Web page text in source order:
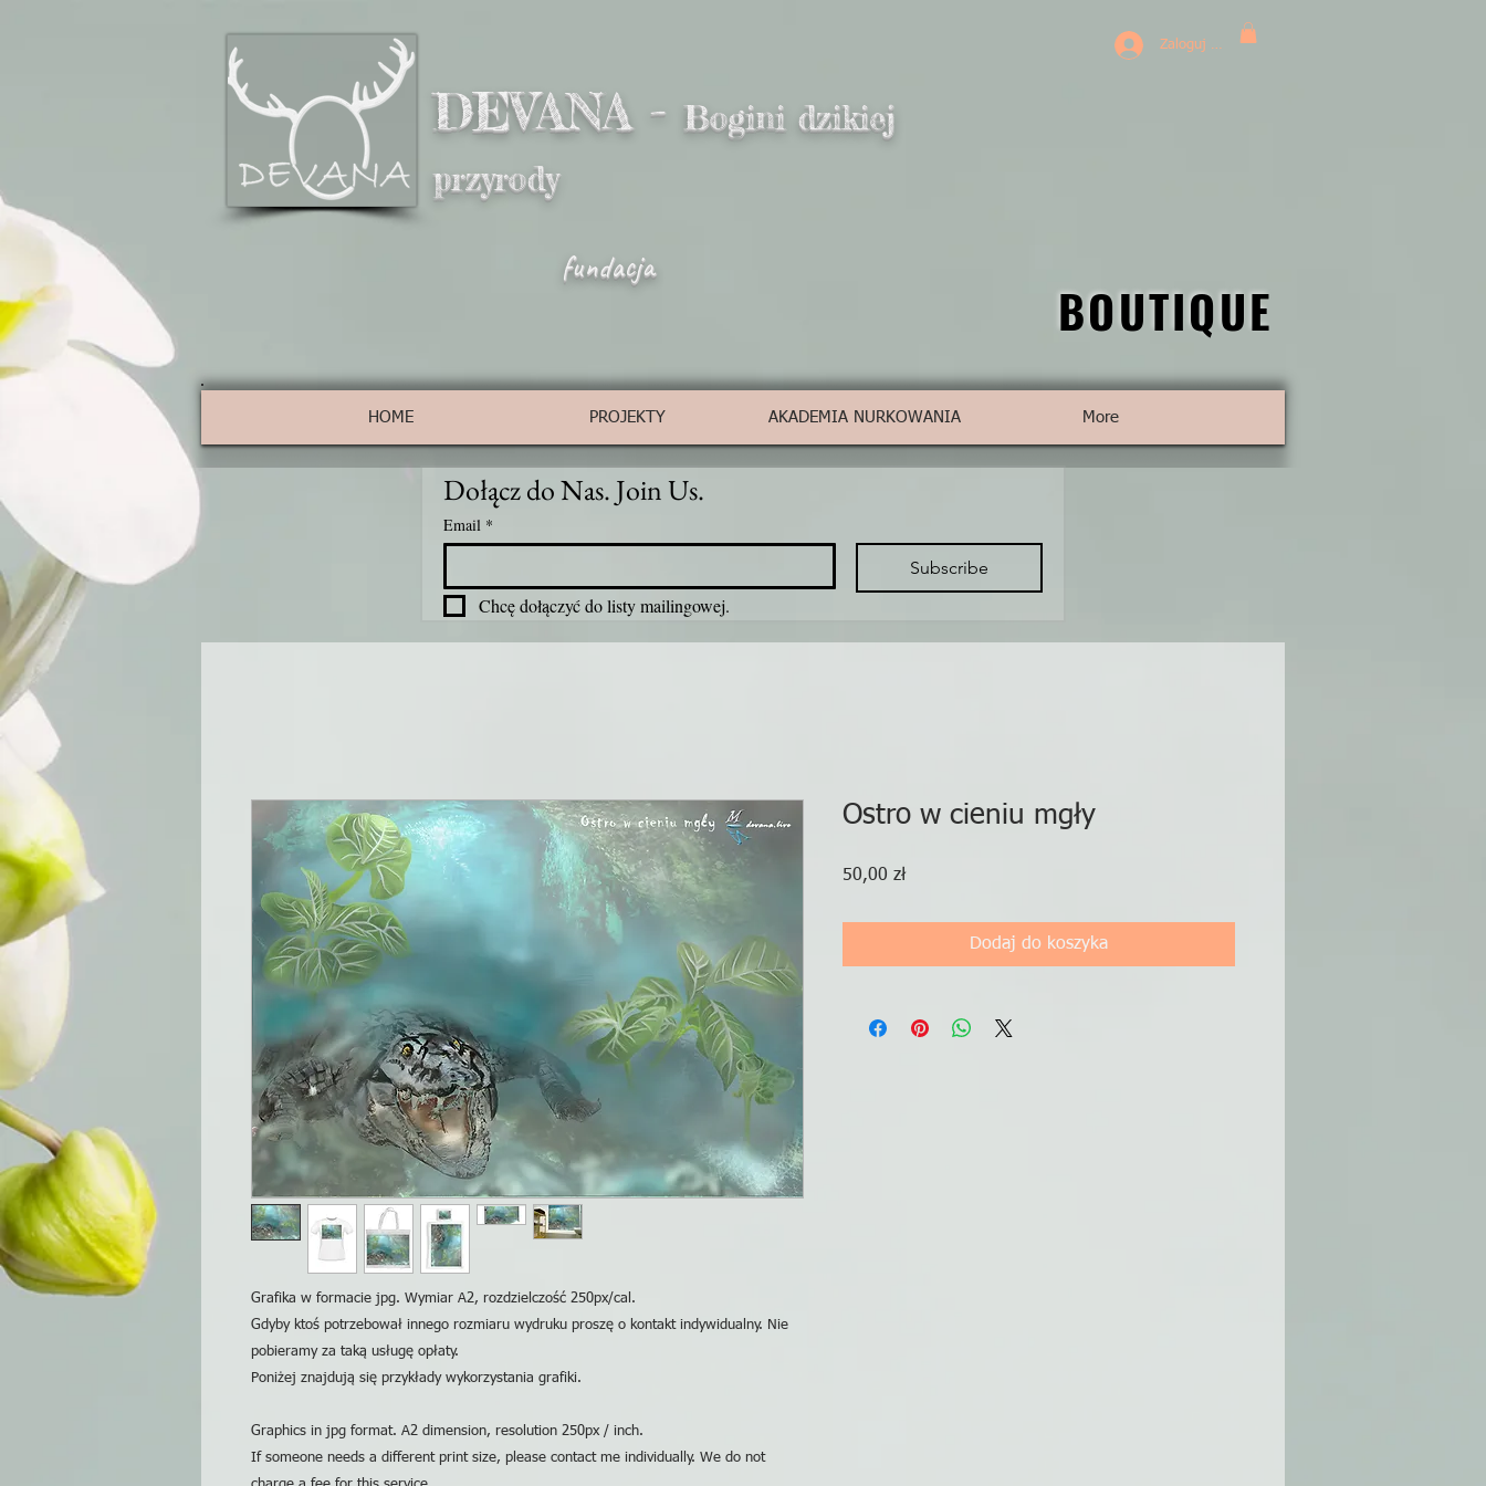
Zaloguj się
DEVANA - Bogini dzikiej
przyrody
fundacja
BOUTIQUE
BOUTIQUE
HOME PROJEKTY AKADEMIA NURKOWANIA More
Dołącz do Nas. Join Us.
Email *
Subscribe
Chcę dołączyć do listy mailingowej.
Grafika w formacie jpg. Wymiar A2, rozdzielczość 250px/cal.
Gdyby ktoś potrzebował innego rozmiaru wydruku proszę o kontakt indywidualny. Nie
pobieramy za taką usługę opłaty.
Poniżej znajdują się przykłady wykorzystania grafiki.
Graphics in jpg format. A2 dimension, resolution 250px / inch.
If someone needs a different print size, please contact me individually. We do not
Ostro w cieniu mgły
50,00 złCena
Dodaj do koszyka